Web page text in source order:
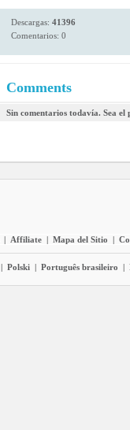
Descargas: 41396
Comentarios: 0
Comments
Sin comentarios todavía. Sea
| Affiliate | Mapa del Sitio |
| Polski | Português brasileiro |